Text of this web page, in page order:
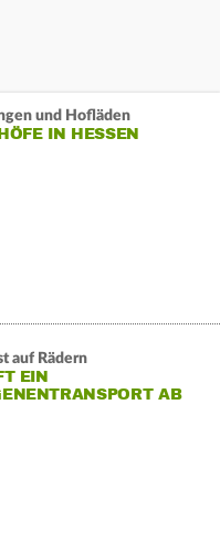
und Hofläden
IN HESSEN
auf Rädern
EIN
AB